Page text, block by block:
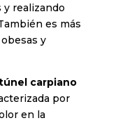
realizando
es más
y
carpiano
por
en la